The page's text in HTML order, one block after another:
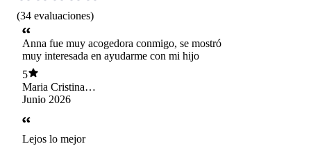
(34 evaluaciones)
Anna fue muy acogedora conmigo, se mostró
muy interesada en ayudarme con mi hijo
5
Maria Cristina
Cubillos
Junio 2026
Lejos lo mejor